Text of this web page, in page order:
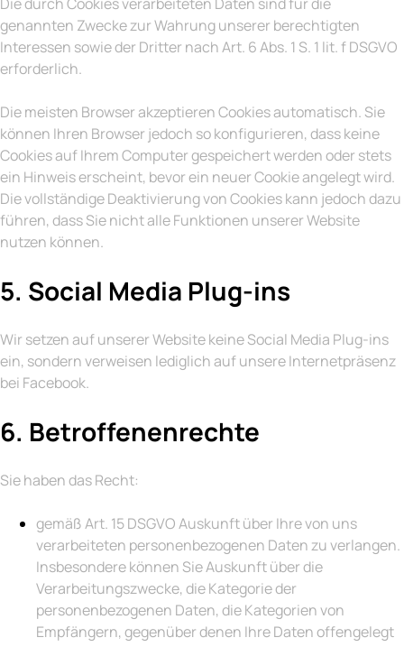
genannten Zwecke zur Wahrung unserer berechtigten
Interessen sowie der Dritter nach Art. 6 Abs. 1 S. 1 lit. f DSGVO
erforderlich.
Die meisten Browser akzeptieren Cookies automatisch. Sie
können Ihren Browser jedoch so konfigurieren, dass keine
Cookies auf Ihrem Computer gespeichert werden oder stets
ein Hinweis erscheint, bevor ein neuer Cookie angelegt wird.
Die vollständige Deaktivierung von Cookies kann jedoch dazu
führen, dass Sie nicht alle Funktionen unserer Website
nutzen können.
5. Social Media Plug-ins
Wir setzen auf unserer Website keine Social Media Plug-ins
ein, sondern verweisen lediglich auf unsere Internetpräsenz
bei Facebook.
6. Betroffenenrechte
Sie haben das Recht:
gemäß Art. 15 DSGVO Auskunft über Ihre von uns
verarbeiteten personenbezogenen Daten zu verlangen.
Insbesondere können Sie Auskunft über die
Verarbeitungszwecke, die Kategorie der
personenbezogenen Daten, die Kategorien von
Empfängern, gegenüber denen Ihre Daten offengelegt